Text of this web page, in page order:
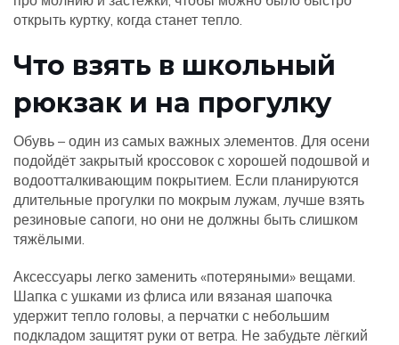
открыть куртку, когда станет тепло.
Что взять в школьный
рюкзак и на прогулку
Обувь – один из самых важных элементов. Для осени
подойдёт закрытый кроссовок с хорошей подошвой и
водоотталкивающим покрытием. Если планируются
длительные прогулки по мокрым лужам, лучше взять
резиновые сапоги, но они не должны быть слишком
тяжёлыми.
Аксессуары легко заменить «потеряными» вещами.
Шапка с ушками из флиса или вязаная шапочка
удержит тепло головы, а перчатки с небольшим
подкладом защитят руки от ветра. Не забудьте лёгкий